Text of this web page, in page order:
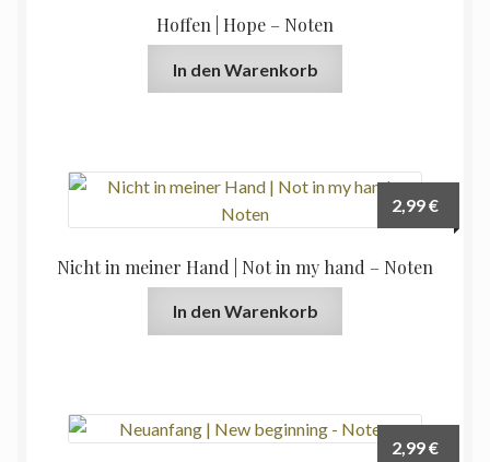
Hoffen | Hope – Noten
In den Warenkorb
Nicht in meiner Hand | Not in my hand – Noten
2,99€
In den Warenkorb
2,99€